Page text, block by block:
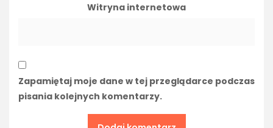
Witryna internetowa
Zapamiętaj moje dane w tej przeglądarce podczas
pisania kolejnych komentarzy.